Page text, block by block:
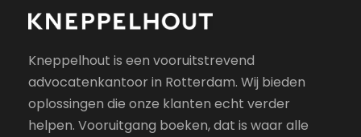
Kneppelhout is een vooruitstrevend
advocatenkantoor in Rotterdam. Wij bieden
oplossingen die onze klanten echt verder
helpen. Vooruitgang boeken, dat is waar alle